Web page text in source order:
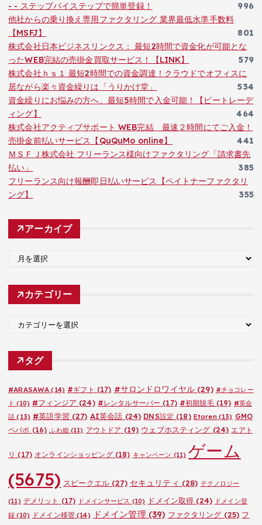
- - ステップバイステップで簡単登録！
996
他社からの乗り換え専用ファクタリング 業界最低水準手数料
【MSFJ】
801
株式会社日本ビジネスリンクス： 最短2時間で資金化が可能とな
ったWEB完結の売掛金買取サービス！【LINK】
579
株式会社ｈｓ１ 最短2時間での資金調達！クラウドでオフィスに
居ながら楽々資金繰りは「うりかけ堂」
534
資金繰りにお悩みの方へ、最短5時間で入金可能！【ビートレーデ
ィング】
464
株式会社アクティブサポート WEB完結 最速２時間にてご入金！
売掛金前払いサービス【QuQuMo online】
441
ＭＳＦＪ株式会社 フリーランス様向けファクタリング「請求書先
払い」
385
フリーランス向け報酬即日払いサービス【ペイトナーファクタリ
ング】
355
アーカイブ
カ
カテゴリー
ゴ
タグ
#ARASAWA (14) #ギフト (17) #サロンドロワイヤル(29) #チョコレー
ト (10) #フィンジア (24) #レンタルサーバー (17) #初期脱毛(19) #英会
話 (13) #英語学習 (27) AI英会話 (24) DNS設定 (18) Etoren(13) GMO
ペパボ (16) ふわ姫(11) アウトドア (19) ウェブホスティング (24) エアト
リ (17) オンラインショッピング(18) キャンペーン (11) ゲーム
(5675) スピークエル(27) セキュリティ (28) テクノロジー
(11) デメリット (17) ドメインサービス (10) ドメイン取得 (24) ドメイン登
録 (10) ドメイン移管(14) ドメイン管理 (39) ファクタリング (25) フ